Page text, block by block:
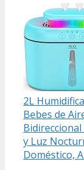
2L
Bebes de
y Luz
Doméstico,